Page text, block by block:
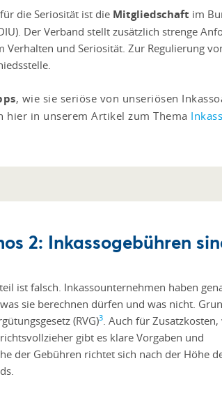
die Seriosität ist die Mitgliedschaft im
Der Verband stellt zusätzlich strenge
Verhalten und Seriosität. Zur Regulierung
, wie sie seriöse von unseriösen
hier in unserem Artikel zum Thema
2: Inkassogebühren
ist falsch. Inkassounternehmen haben
sie berechnen dürfen und was nicht.
(RVG)3. Auch für Zusatzkosten,
gibt es klare Vorgaben und
der Gebühren richtet sich nach der Höhe